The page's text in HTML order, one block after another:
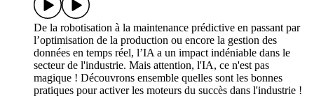
De la robotisation à la maintenance prédictive en passant par
l’optimisation de la production ou encore la gestion des
données en temps réel, l’IA a un impact indéniable dans le
secteur de l'industrie. Mais attention, l'IA, ce n'est pas
magique ! Découvrons ensemble quelles sont les bonnes
pratiques pour activer les moteurs du succès dans l'industrie !